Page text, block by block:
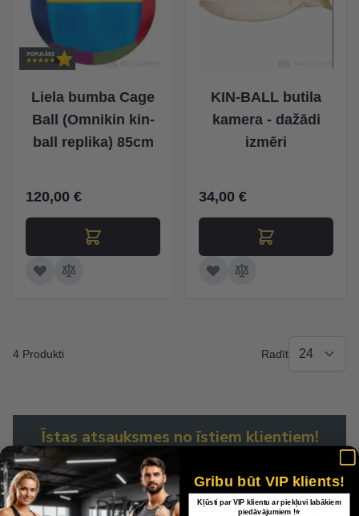
Liela bumba Cage
Ball (Omnikin kin-
ball replika) 85cm
120,00 €
KIN-BALL butila
kamera - dažādi
izmēri
34,00 €
4 Produkti Radīt
Īstas atsauksmes no īstiem klientiem!
440 reviews
Gribu būt VIP klients!
Kļūsti par VIP klientu ar piekļuvi labākiem
piedāvājumiem !⭐